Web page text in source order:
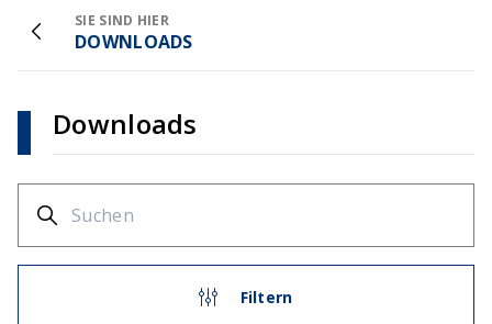
SIE SIND HIER
DOWNLOADS
Downloads
Filtern